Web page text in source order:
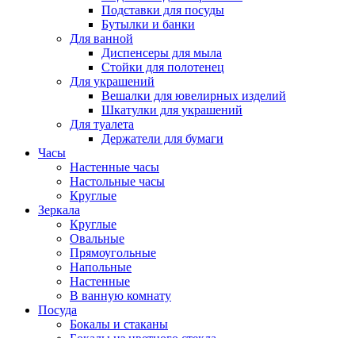
Подставки для посуды
Бутылки и банки
Для ванной
Диспенсеры для мыла
Стойки для полотенец
Для украшений
Вешалки для ювелирных изделий
Шкатулки для украшений
Для туалета
Держатели для бумаги
Часы
Настенные часы
Настольные часы
Круглые
Зеркала
Круглые
Овальные
Прямоугольные
Напольные
Настенные
В ванную комнату
Посуда
Бокалы и стаканы